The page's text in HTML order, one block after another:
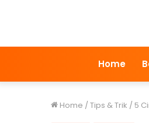
Home
Home /Tips & Trik / 5